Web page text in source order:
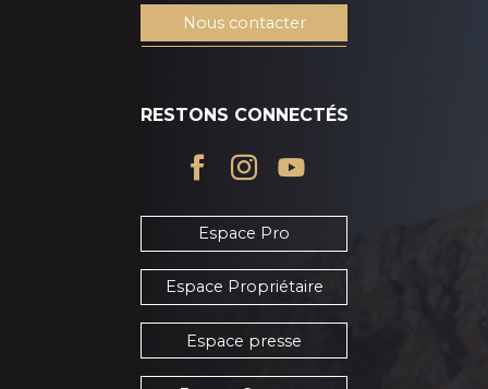
Nous contacter
RESTONS CONNECTÉS
Espace Pro
Espace Propriétaire
Espace presse